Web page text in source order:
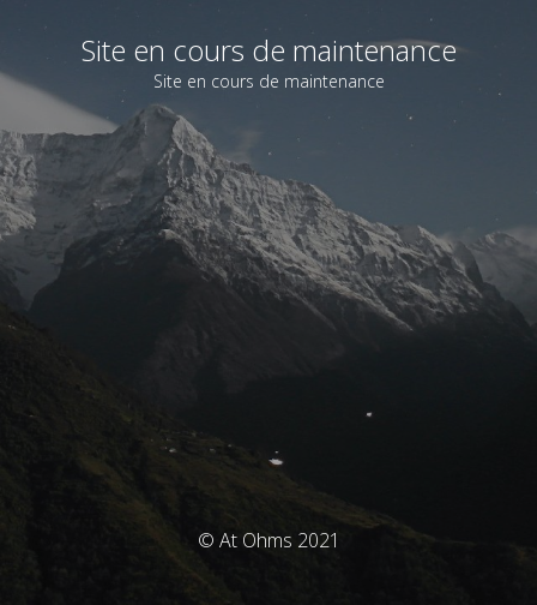
Site en cours de maintenance
Site en cours de maintenance
© At Ohms 2021